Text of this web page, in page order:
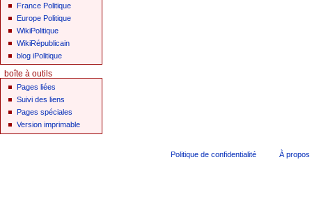
France Politique
Europe Politique
WikiPolitique
WikiRépublicain
blog iPolitique
boîte à outils
Pages liées
Suivi des liens
Pages spéciales
Version imprimable
Politique de confidentialité À propos